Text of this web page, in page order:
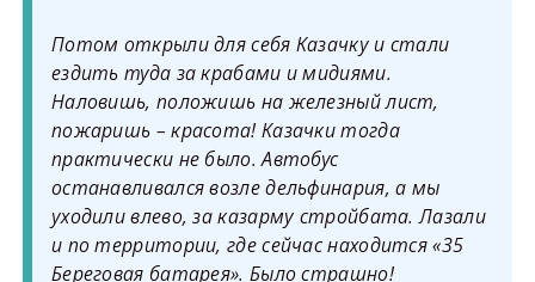
Потом открыли для себя Казачку и стали
ездить туда за крабами и мидиями.
Наловишь, положишь на железный лист,
пожаришь – красота! Казачки тогда
практически не было. Автобус
останавливался возле дельфинария, а мы
уходили влево, за казарму стройбата. Лазали
и по территории, где сейчас находится «35
Береговая батарея». Было страшно!